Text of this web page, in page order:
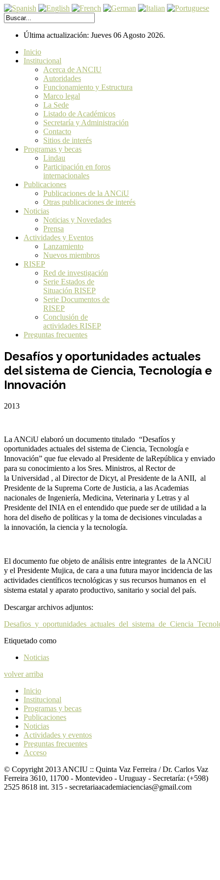
Última actualización: Jueves 06 Agosto 2026.
Inicio
Institucional
Acerca de ANCIU
Autoridades
Funcionamiento y Estructura
Marco legal
La Sede
Listado de Académicos
Secretaría y Administración
Contacto
Sitios de interés
Programas y becas
Lindau
Participación en foros
internacionales
Publicaciones
Publicaciones de la ANCiU
Otras publicaciones de interés
Noticias
Noticias y Novedades
Prensa
Actividades y Eventos
Lanzamiento
Nuevos miembros
RISEP
Red de investigación
Serie Estados de
Situación RISEP
Serie Documentos de
RISEP
Conclusión de
actividades RISEP
Preguntas frecuentes
Desafíos y oportunidades actuales
del sistema de Ciencia, Tecnología e
Innovación
2013
La ANCiU elaboró un documento titulado “Desafíos y
oportunidades actuales del sistema de Ciencia, Tecnología e
Innovación” que fue elevado al Presidente de laRepública y enviado
para su conocimiento a los Sres. Ministros, al Rector de
la Universidad , al Director de Dicyt, al Presidente de la ANII, al
Presidente de la Suprema Corte de Justicia, a las Academias
nacionales de Ingeniería, Medicina, Veterinaria y Letras y al
Presidente del INIA en el entendido que puede ser de utilidad a la
hora del diseño de políticas y la toma de decisiones vinculadas a
la innovación, la ciencia y la tecnología.
El documento fue objeto de análisis entre integrantes de la ANCiU
y el Presidente Mujica, de cara a una futura mayor incidencia de las
actividades científicos tecnológicas y sus recursos humanos en el
sistema estatal y aparato productivo, sanitario y social del país.
Descargar archivos adjuntos:
Etiquetado como
Noticias
volver arriba
Inicio
Institucional
Programas y becas
Publicaciones
Noticias
Actividades y eventos
Preguntas frecuentes
Acceso
© Copyright 2013 ANCIU :: Quinta Vaz Ferreira / Dr. Carlos Vaz
Ferreira 3610, 11700 - Montevideo - Uruguay - Secretaría: (+598)
2525 8618 int. 315 - secretariaacademiaciencias@gmail.com